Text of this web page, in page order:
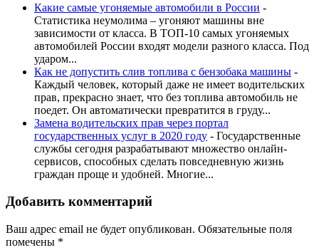
Какие самые угоняемые автомобили в России -
Статистика неумолима – угоняют машины вне
зависимости от класса. В ТОП-10 самых угоняемых
автомобилей России входят модели разного класса. Под
ударом...
Как не допустить слив топлива с бензобака машины -
Каждый человек, который даже не имеет водительских
прав, прекрасно знает, что без топлива автомобиль не
поедет. Он автоматически превратится в груду...
Замена водительских прав через портал
государственных услуг в 2020 году - Государственные
службы сегодня разрабатывают множество онлайн-
сервисов, способных сделать повседневную жизнь
граждан проще и удобней. Многие...
Добавить комментарий
Ваш адрес email не будет опубликован. Обязательные поля
помечены *